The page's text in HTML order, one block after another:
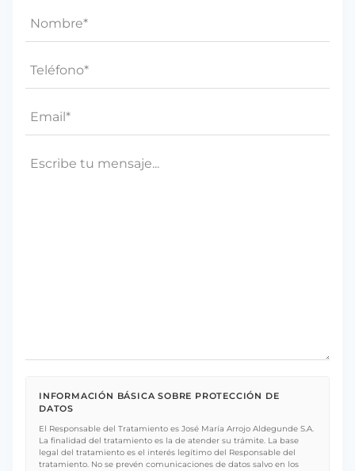
INFORMACIÓN BÁSICA SOBRE PROTECCIÓN DE
DATOS
El Responsable del Tratamiento es José María Arrojo Aldegunde S.A.
La finalidad del tratamiento es la de atender su trámite. La base
legal del tratamiento es el interés legítimo del Responsable del
tratamiento. No se prevén comunicaciones de datos salvo en los